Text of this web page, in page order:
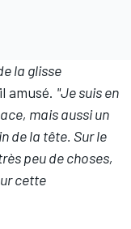
la glisse
amusé. "Je suis en
mais aussi un
de la tête. Sur le
peu de choses,
cette